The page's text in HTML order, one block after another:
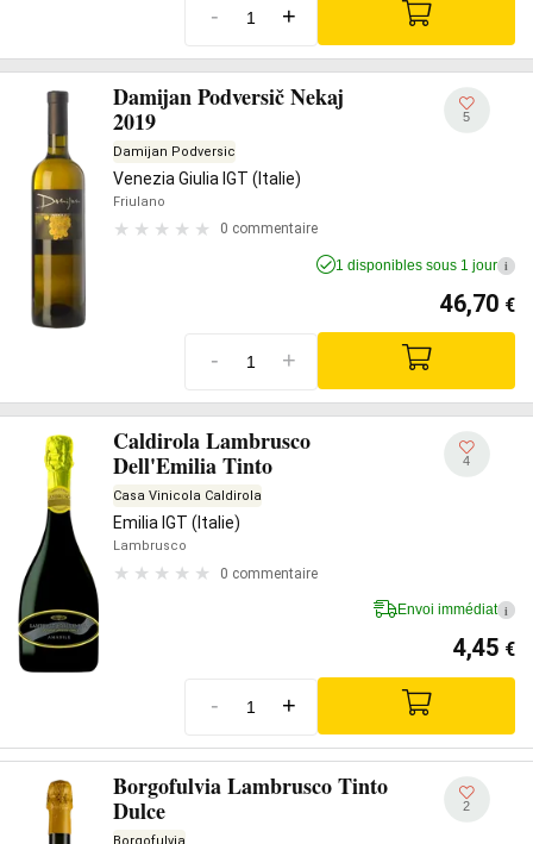
- +
Damijan Podversič Nekaj
2019
Damijan Podversic
Venezia Giulia IGT (Italie)
Friulano
0 commentaire
5
1 disponibles sous 1 jour i
46,70 €
- +
Caldirola Lambrusco
Dell'Emilia Tinto
Casa Vinicola Caldirola
Emilia IGT (Italie)
Lambrusco
0 commentaire
4
Envoi immédiat i
4,45 €
- +
Borgofulvia Lambrusco Tinto
Dulce
Borgofulvia
2